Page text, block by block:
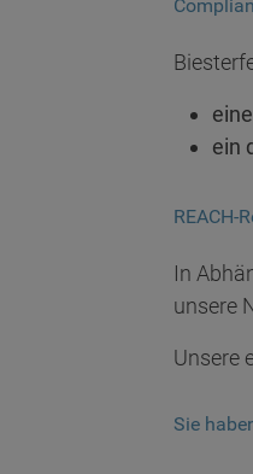
ein
REACH-
In
unsere
Unsere
Sie